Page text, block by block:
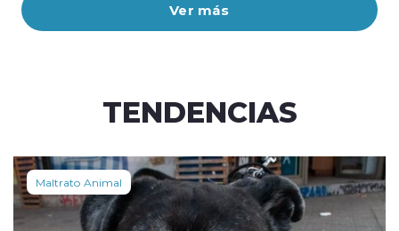
Ver más
TENDENCIAS
Maltrato Animal